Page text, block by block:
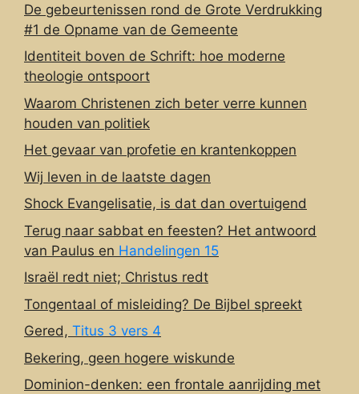
De gebeurtenissen rond de Grote Verdrukking
#1 de Opname van de Gemeente
Identiteit boven de Schrift: hoe moderne
theologie ontspoort
Waarom Christenen zich beter verre kunnen
houden van politiek
Het gevaar van profetie en krantenkoppen
Wij leven in de laatste dagen
Shock Evangelisatie, is dat dan overtuigend
Terug naar sabbat en feesten? Het antwoord
van Paulus en Handelingen 15
Israël redt niet; Christus redt
Tongentaal of misleiding? De Bijbel spreekt
Gered, Titus 3 vers 4
Bekering, geen hogere wiskunde
Dominion-denken: een frontale aanrijding met